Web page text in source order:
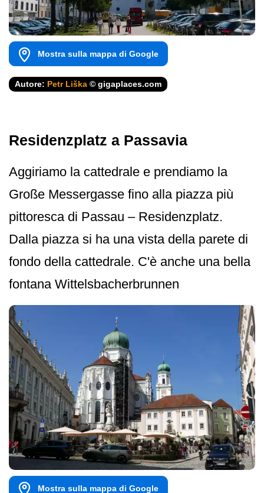
Mostra sulla mappa di Google
Autore: Petr Liška © gigaplaces.com
Residenzplatz a Passavia
Aggiriamo la cattedrale e prendiamo la
Große Messergasse fino alla piazza più
pittoresca di Passau – Residenzplatz.
Dalla piazza si ha una vista della parete di
fondo della cattedrale. C'è anche una bella
fontana Wittelsbacher­brunnen
Mostra sulla mappa di Google